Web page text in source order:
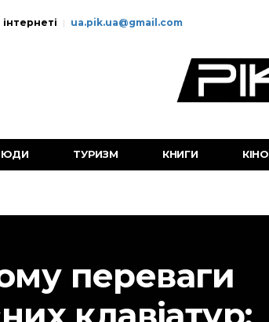
ua.pik.ua@gmail.com
ТУРИЗМ КНИГИ КІНО
переваги